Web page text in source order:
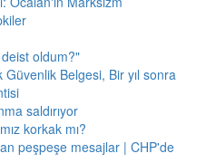
oldum?"
Belgesi, Bir yıl sonra
saldırıyor
korkak mı?
peşpeşe mesajlar | CHP'de